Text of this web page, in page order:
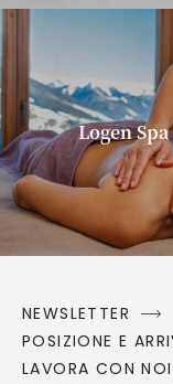
Logen Spa
NEWSLETTER
POSIZIONE E
LAVORA CON NOI